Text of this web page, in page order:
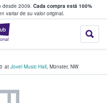
desde 2009. Cada compra está 100%
variar de su valor original.
StubHub: donde
boletos
at Jovel Music Hall, Münster, NW